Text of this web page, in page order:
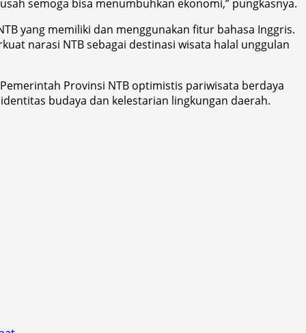
semoga bisa menumbuhkan ekonomi,” pungkasnya.
yang memiliki dan menggunakan fitur bahasa Inggris.
narasi NTB sebagai destinasi wisata halal unggulan
Provinsi NTB optimistis pariwisata berdaya
budaya dan kelestarian lingkungan daerah.